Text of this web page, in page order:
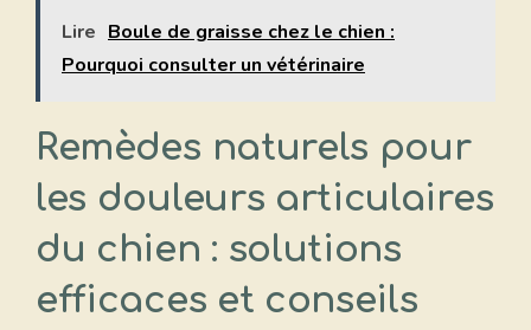
Lire Boule de graisse chez le chien :
Pourquoi consulter un vétérinaire
Remèdes naturels pour
les douleurs articulaires
du chien : solutions
efficaces et conseils